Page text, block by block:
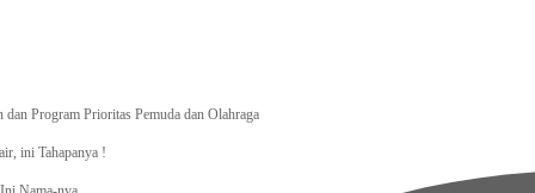
Program Prioritas Pemuda dan Olahraga
ini Tahapanya !